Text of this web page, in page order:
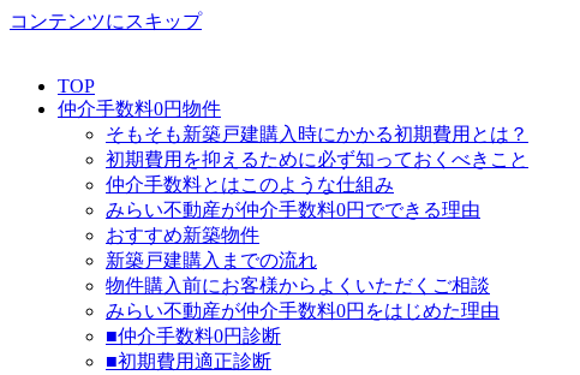
コンテンツにスキップ
TOP
仲介手数料0円物件
そもそも新築戸建購入時にかかる初期費用とは？
初期費用を抑えるために必ず知っておくべきこと
仲介手数料とはこのような仕組み
みらい不動産が仲介手数料0円でできる理由
おすすめ新築物件
新築戸建購入までの流れ
物件購入前にお客様からよくいただくご相談
みらい不動産が仲介手数料0円をはじめた理由
■仲介手数料0円診断
■初期費用適正診断